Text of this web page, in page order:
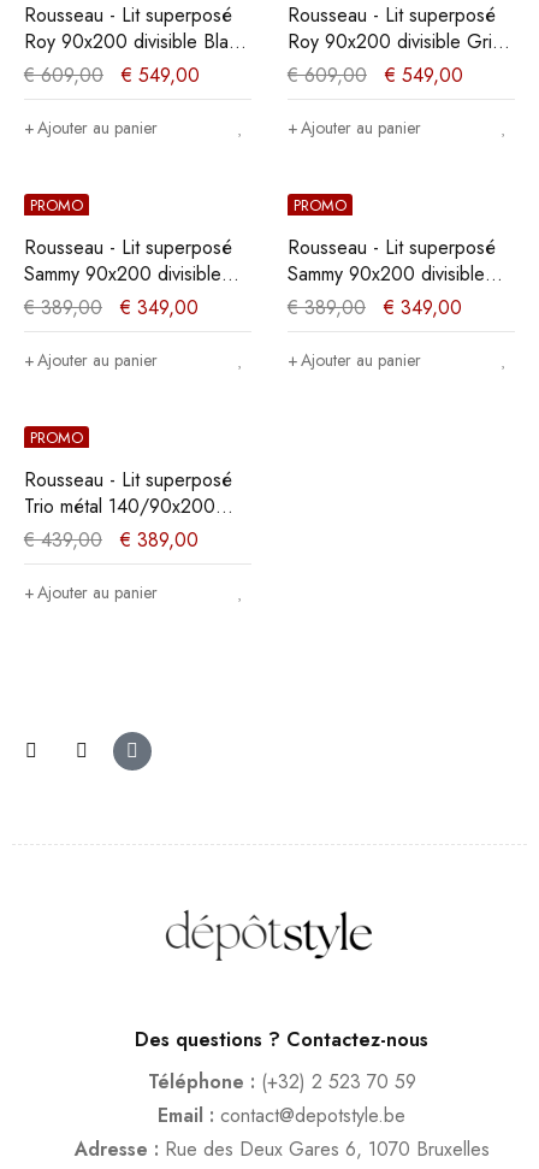
Rousseau - Lit superposé
Roy 90x200 divisible Blanc
- 143,5x97x207 cm
€609,00 € 549,00
Ajouter au panier
Rousseau - Lit superposé
Roy 90x200 divisible Gris -
143,5x97x207 cm
€609,00 € 549,00
Ajouter au panier
PROMO
Rousseau - Lit superposé
Sammy 90x200 divisible
Métal Gris clair -
162x97,5x210 cm
€389,00 € 349,00
Ajouter au panier
PROMO
Rousseau - Lit superposé
Sammy 90x200 divisible
Métal Gris foncé -
162x97,5x210 cm
€389,00 € 349,00
Ajouter au panier
PROMO
Rousseau - Lit superposé
Trio métal 140/90x200
Gris foncé - 158x147,5x210
cm
€439,00 € 389,00
Ajouter au panier
Des questions ? Contactez-nous
Téléphone : (+32) 2 523 70 59
Email : contact@depotstyle.be
Adresse : Rue des Deux Gares 6, 1070 Bruxelles